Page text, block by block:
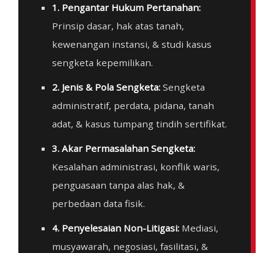
1. Pengantar Hukum Pertanahan:
Prinsip dasar, hak atas tanah,
kewenangan instansi, & studi kasus
sengketa kepemilikan.
2. Jenis & Pola Sengketa: Sengketa
administratif, perdata, pidana, tanah
adat, & kasus tumpang tindih sertifikat.
3. Akar Permasalahan Sengketa:
Kesalahan administrasi, konflik waris,
penguasaan tanpa alas hak, &
perbedaan data fisik.
4. Penyelesaian Non-Litigasi: Mediasi,
musyawarah, negosiasi, fasilitasi, &